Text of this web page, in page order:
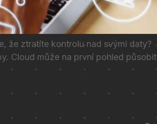
že ztratíte kontrolu nad svými daty?
Cloud může na první pohled působit